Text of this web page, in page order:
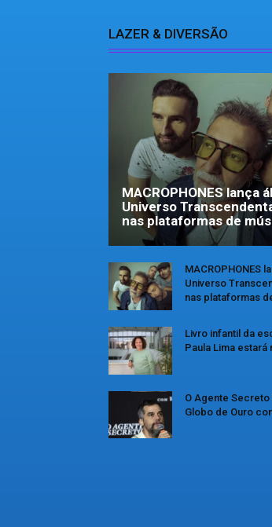
LAZER & DIVERSÃO
MACROPHONES lança
Universo
nas plataformas de
MACROPHONES
Universo
nas plataformas
Livro infantil da
Paula Lima estará
O Agente
Globo de Ouro